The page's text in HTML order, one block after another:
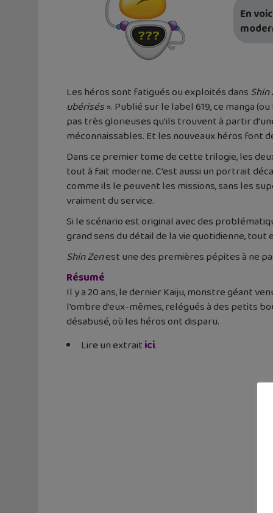
En
Les héros sont fatigués ou exploités dansShin
ubérisés». Publié sur le label 619, ce manga
pas très glorieuses qu’ils trouvent à partir
méconnaissables. Et les nouveaux héros font
Dans ce premier tome de cette trilogie, les
tout à fait moderne. C’est aussi un portrait
comme ils le peuvent les missions, sans les
vraiment du service.
Si le scénario est original avec des
grand sens du détail de la vie quotidienne,
Shin Zenest une des premières pépites à ne
Résumé
Il y a 20 ans, le dernier Kaiju, monstre géant
l’ombre d’eux-mêmes, relégués à des petits
désabusé, où les héros ont disparu.
Lire un extraitici.